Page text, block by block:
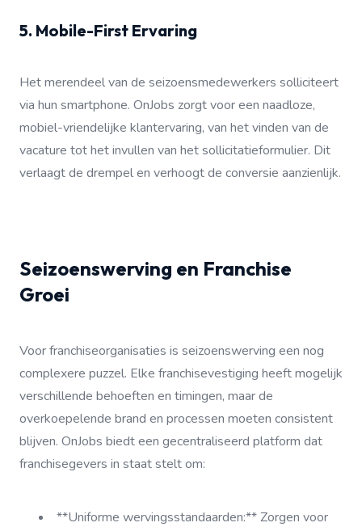
5. Mobile-First Ervaring
Het merendeel van de seizoensmedewerkers solliciteert
via hun smartphone. OnJobs zorgt voor een naadloze,
mobiel-vriendelijke klantervaring, van het vinden van de
vacature tot het invullen van het sollicitatieformulier. Dit
verlaagt de drempel en verhoogt de conversie aanzienlijk.
Seizoenswerving en Franchise
Groei
Voor franchiseorganisaties is seizoenswerving een nog
complexere puzzel. Elke franchisevestiging heeft mogelijk
verschillende behoeften en timingen, maar de
overkoepelende brand en processen moeten consistent
blijven. OnJobs biedt een gecentraliseerd platform dat
franchisegevers in staat stelt om:
**Uniforme wervingsstandaarden:** Zorgen voor